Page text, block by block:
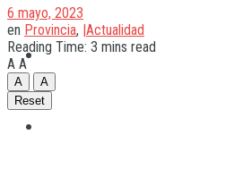
Quilmes
6 mayo, 2023
en Provincia, |Actualidad
Reading Time: 3 mins read
A A
A
A
Reset